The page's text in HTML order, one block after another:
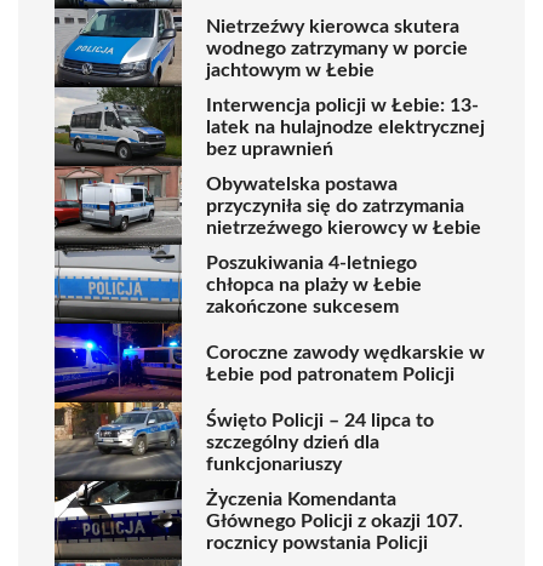
Nietrzeźwy kierowca skutera
wodnego zatrzymany w porcie
jachtowym w Łebie
Interwencja policji w Łebie: 13-
latek na hulajnodze elektrycznej
bez uprawnień
Obywatelska postawa
przyczyniła się do zatrzymania
nietrzeźwego kierowcy w Łebie
Poszukiwania 4-letniego
chłopca na plaży w Łebie
zakończone sukcesem
Coroczne zawody wędkarskie w
Łebie pod patronatem Policji
Święto Policji – 24 lipca to
szczególny dzień dla
funkcjonariuszy
Życzenia Komendanta
Głównego Policji z okazji 107.
rocznicy powstania Policji